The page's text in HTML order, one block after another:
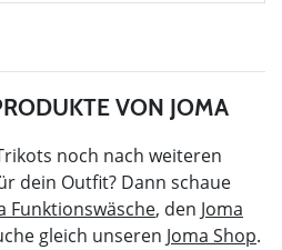
VON JOMA
noch nach weiteren
dein Outfit? Dann schaue
Funktionswäsche, den Joma
gleich unseren Joma Shop.